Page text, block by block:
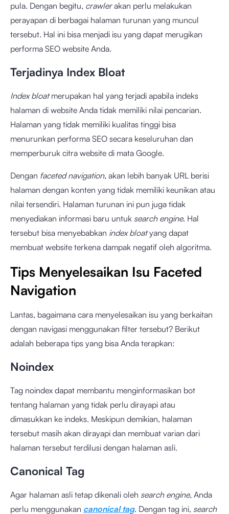
pula. Dengan begitu, crawlerakan perlu melakukan
perayapan di berbagai halaman turunan yang muncul
tersebut. Hal ini bisa menjadi isu yang dapat merugikan
performa SEO website Anda.
Terjadinya Index Bloat
Index bloatmerupakan hal yang terjadi apabila indeks
halaman di website Anda tidak memiliki nilai pencarian.
Halaman yang tidak memiliki kualitas tinggi bisa
menurunkan performa SEO secara keseluruhan dan
memperburuk citra website di mata Google.
Dengan faceted navigation, akan lebih banyak URL berisi
halaman dengan konten yang tidak memiliki keunikan atau
nilai tersendiri. Halaman turunan ini pun juga tidak
menyediakan informasi baru untuk search engine. Hal
tersebut bisa menyebabkan index bloatyang dapat
membuat website terkena dampak negatif oleh algoritma.
Tips Menyelesaikan Isu Faceted
Navigation
Lantas, bagaimana cara menyelesaikan isu yang berkaitan
dengan navigasi menggunakan filter tersebut? Berikut
adalah beberapa tips yang bisa Anda terapkan:
Noindex
Tag noindex dapat membantu menginformasikan bot
tentang halaman yang tidak perlu dirayapi atau
dimasukkan ke indeks. Meskipun demikian, halaman
tersebut masih akan dirayapi dan membuat varian dari
halaman tersebut terdilusi dengan halaman asli.
Canonical Tag
Agar halaman asli tetap dikenali oleh search engine, Anda
perlu menggunakan canonical tag. Dengan tag ini, search